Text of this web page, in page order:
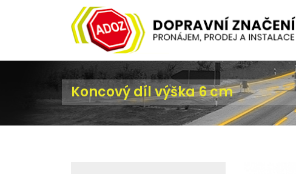
Koncový díl výška 6 cm